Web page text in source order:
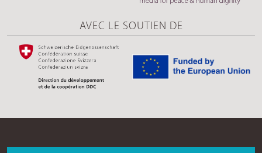
AVEC LE SOUTIEN DE